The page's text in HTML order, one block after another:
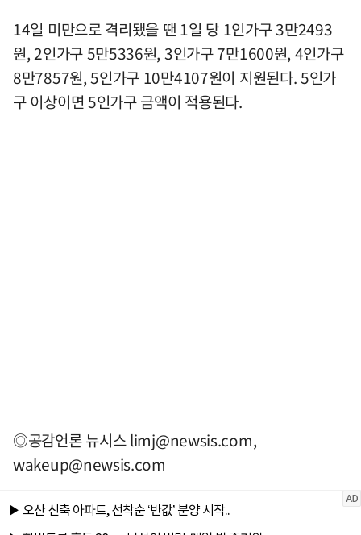
14일 미만으로 격리됐을 땐 1일 당 1인가구 3만2493
원, 2인가구 5만5336원, 3인가구 7만1600원, 4인가구
8만7857원, 5인가구 10만4107원이 지원된다. 5인가
구 이상이면 5인가구 금액이 적용된다.
◎공감언론 뉴시스limj@newsis.com,
wakeup@newsis.com